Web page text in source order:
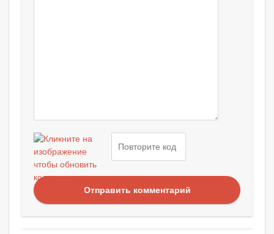
Отправить комментарий